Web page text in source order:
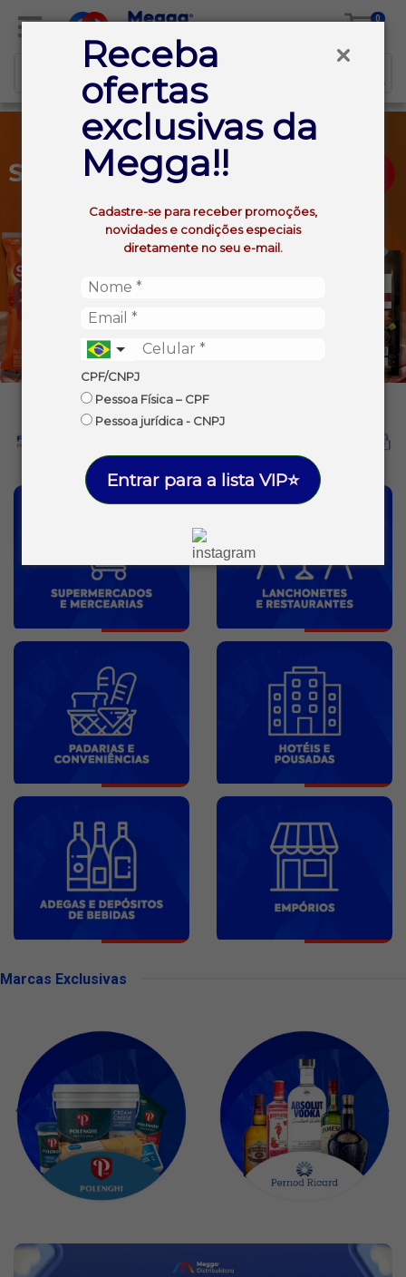
Receba
ofertas
exclusivas da
Megga!!
Cadastre-se para receber promoções,
novidades e condições especiais
diretamente no seu e-mail.
CPF/CNPJ
Pessoa Física – CPF
Pessoa jurídica - CNPJ
Entrar para a lista VIP⭐
0
Marcas Exclusivas